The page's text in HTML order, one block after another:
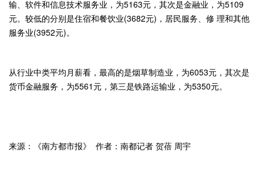
输、软件和信息技术服务业，为5163元，其次是金融业，为5109
元。较低的分别是住宿和餐饮业(3682元)，居民服务、修 理和其他
服务业(3952元)。
从行业中类平均月薪看，最高的是烟草制造业，为6053元，其次是
货币金融服务，为5561元，第三是铁路运输业，为5350元。
来源：《南方都市报》 作者：南都记者 贺蓓 周宇